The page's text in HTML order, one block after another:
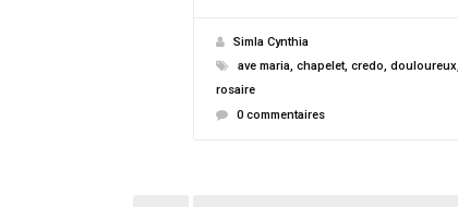
Simla Cynthia
ave maria, chapelet, credo, douloureux,
rosaire
0 commentaires